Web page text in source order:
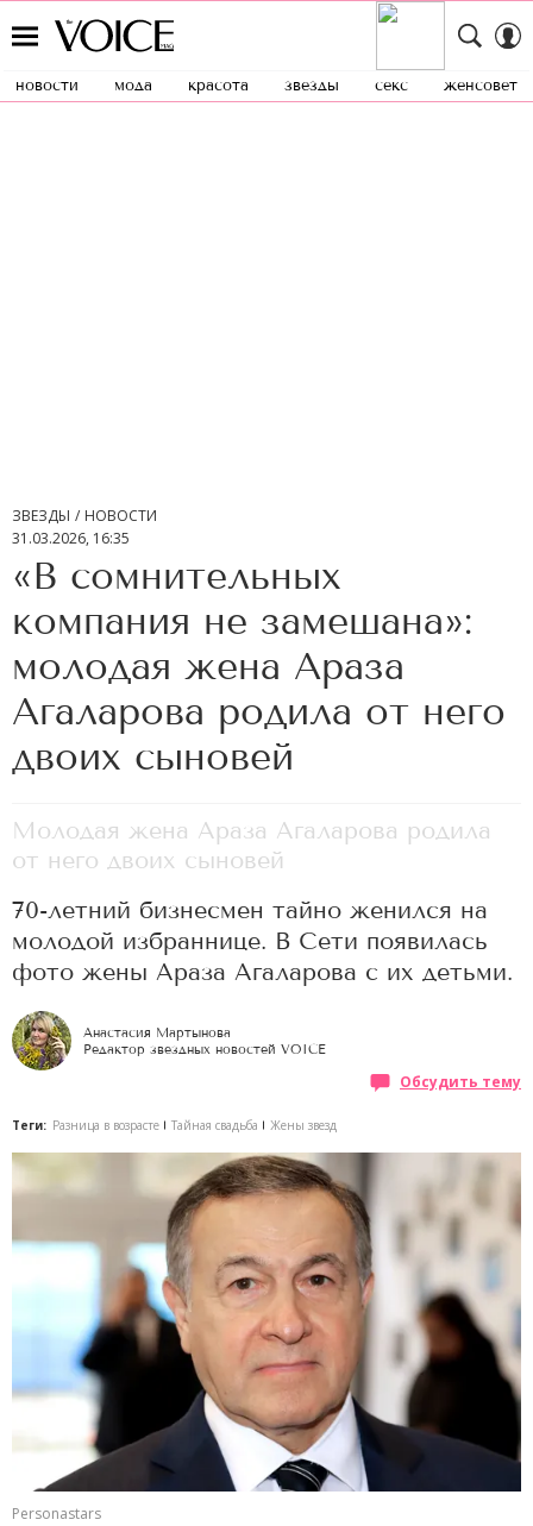
новости мода красота звезды секс женсовет
ЗВЕЗДЫ
НОВОСТИ
31.03.2026, 16:35
«В сомнительных
компания не замешана»:
молодая жена Араза
Агаларова родила от него
двоих сыновей
Молодая жена Араза Агаларова родила
от него двоих сыновей
70-летний бизнесмен тайно женился на
молодой избраннице. В Сети появилась
фото жены Араза Агаларова с их детьми.
Анастасия Мартынова
Редактор звездных новостей VOICE
Обсудить тему
Теги: Разница в возрасте Тайная свадьба Жены звезд
Personastars